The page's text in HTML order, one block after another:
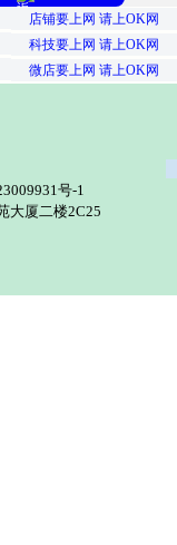
店铺要上网 请上OK网
科技要上网 请上OK网
微店要上网 请上OK网
号-1
大厦二楼2C25